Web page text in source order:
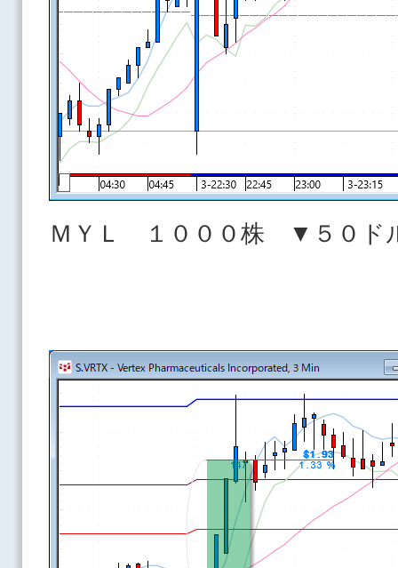
ＭＹＬ １０００株 ▼５０ド